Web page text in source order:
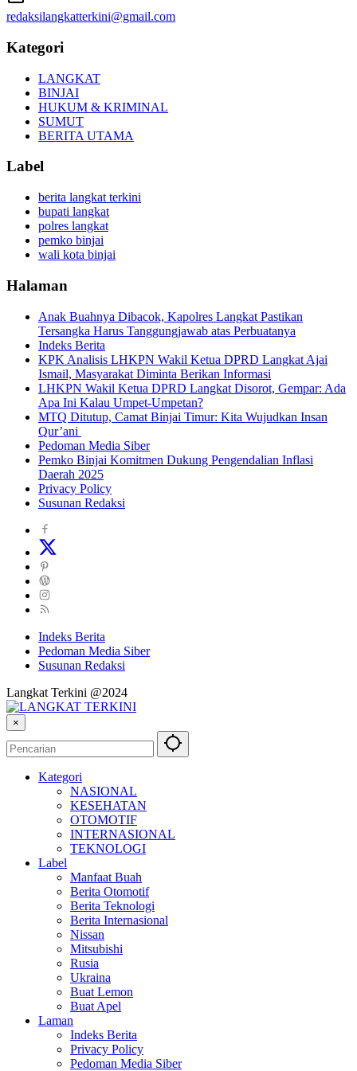
redaksilangkatterkini@gmail.com
Kategori
LANGKAT
BINJAI
HUKUM & KRIMINAL
SUMUT
BERITA UTAMA
Label
berita langkat terkini
bupati langkat
polres langkat
pemko binjai
wali kota binjai
Halaman
Anak Buahnya Dibacok, Kapolres Langkat Pastikan
Tersangka Harus Tanggungjawab atas Perbuatanya
Indeks Berita
KPK Analisis LHKPN Wakil Ketua DPRD Langkat Ajai
Ismail, Masyarakat Diminta Berikan Informasi
LHKPN Wakil Ketua DPRD Langkat Disorot, Gempar: Ada
Apa Ini Kalau Umpet-Umpetan?
MTQ Ditutup, Camat Binjai Timur: Kita Wujudkan Insan
Qur’ani
Pedoman Media Siber
Pemko Binjai Komitmen Dukung Pengendalian Inflasi
Daerah 2025
Privacy Policy
Susunan Redaksi
Indeks Berita
Pedoman Media Siber
Susunan Redaksi
Langkat Terkini @2024
×
Kategori
NASIONAL
KESEHATAN
OTOMOTIF
INTERNASIONAL
TEKNOLOGI
Label
Manfaat Buah
Berita Otomotif
Berita Teknologi
Berita Internasional
Nissan
Mitsubishi
Rusia
Ukraina
Buat Lemon
Buat Apel
Laman
Indeks Berita
Privacy Policy
Pedoman Media Siber